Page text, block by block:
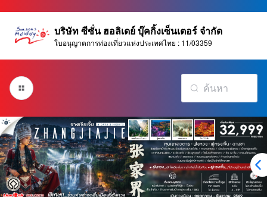
บริษัท ซีซั่น ฮอลิเดย์ บุ๊คกิ้งเซ็นเตอร์ จำกัด
ใบอนุญาตการท่องเที่ยวแห่งประเทศไทย : 11/03359